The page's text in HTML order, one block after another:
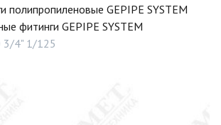
полипропиленовые GEPIPE SYSTEM
фитинги GEPIPE SYSTEM
3/4" 1/125